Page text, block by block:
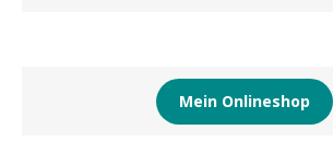
Mein Onlineshop